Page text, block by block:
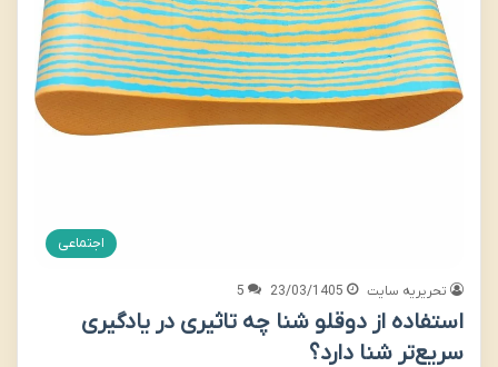
اجتماعی
تحریریه سایت 23/03/1405
5
استفاده از دوقلو شنا چه تاثیری در یادگیری
سریع‌تر شنا دارد؟